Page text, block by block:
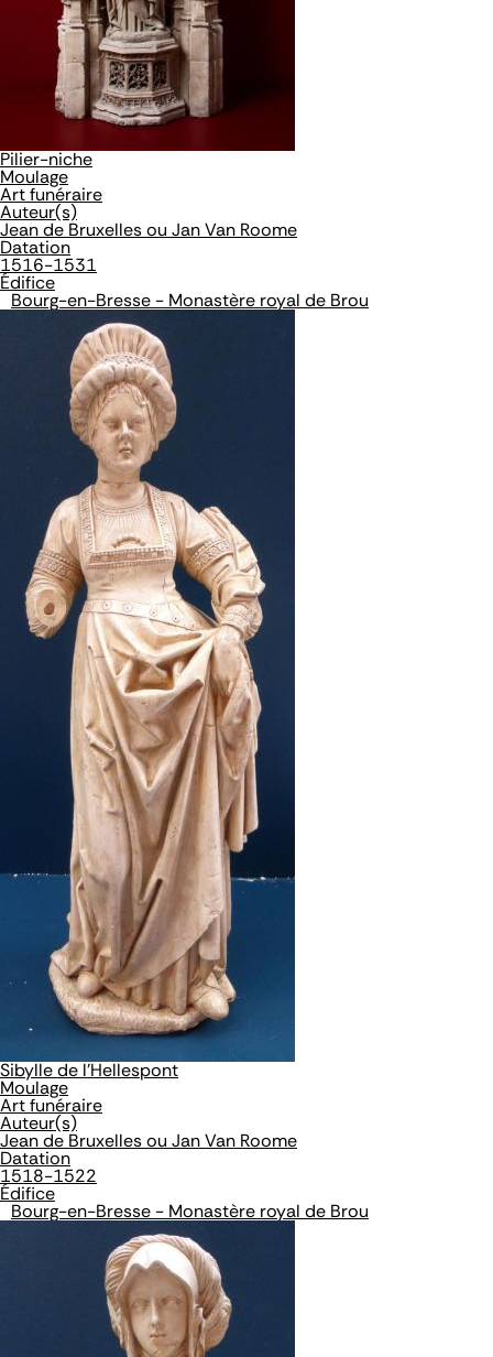
Pilier-niche
Moulage
Art funéraire
Auteur(s)
Jean de Bruxelles ou Jan Van Roome
Datation
1516-1531
Édifice
Bourg-en-Bresse - Monastère royal de Brou
Sibylle de l'Hellespont
Moulage
Art funéraire
Auteur(s)
Jean de Bruxelles ou Jan Van Roome
Datation
1518-1522
Édifice
Bourg-en-Bresse - Monastère royal de Brou